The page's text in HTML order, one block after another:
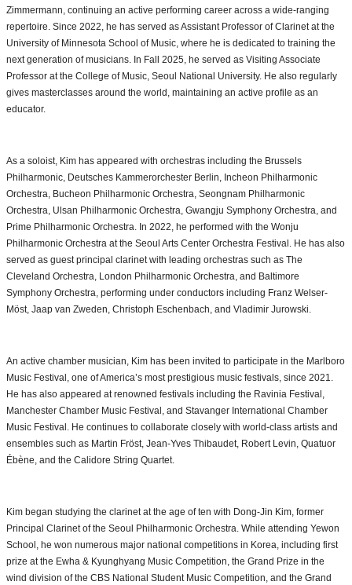
Zimmermann, continuing an active performing career across a wide-ranging
repertoire. Since 2022, he has served as Assistant Professor of Clarinet at the
University of Minnesota School of Music, where he is dedicated to training the
next generation of musicians. In Fall 2025, he served as Visiting Associate
Professor at the College of Music, Seoul National University. He also regularly
gives masterclasses around the world, maintaining an active profile as an
educator.
As a soloist, Kim has appeared with orchestras including the Brussels
Philharmonic, Deutsches Kammerorchester Berlin, Incheon Philharmonic
Orchestra, Bucheon Philharmonic Orchestra, Seongnam Philharmonic
Orchestra, Ulsan Philharmonic Orchestra, Gwangju Symphony Orchestra, and
Prime Philharmonic Orchestra. In 2022, he performed with the Wonju
Philharmonic Orchestra at the Seoul Arts Center Orchestra Festival. He has also
served as guest principal clarinet with leading orchestras such as The
Cleveland Orchestra, London Philharmonic Orchestra, and Baltimore
Symphony Orchestra, performing under conductors including Franz Welser-
Möst, Jaap van Zweden, Christoph Eschenbach, and Vladimir Jurowski.
An active chamber musician, Kim has been invited to participate in the Marlboro
Music Festival, one of America’s most prestigious music festivals, since 2021.
He has also appeared at renowned festivals including the Ravinia Festival,
Manchester Chamber Music Festival, and Stavanger International Chamber
Music Festival. He continues to collaborate closely with world-class artists and
ensembles such as Martin Fröst, Jean-Yves Thibaudet, Robert Levin, Quatuor
Ébène, and the Calidore String Quartet.
Kim began studying the clarinet at the age of ten with Dong-Jin Kim, former
Principal Clarinet of the Seoul Philharmonic Orchestra. While attending Yewon
School, he won numerous major national competitions in Korea, including first
prize at the Ewha & Kyunghyang Music Competition, the Grand Prize in the
wind division of the CBS National Student Music Competition, and the Grand